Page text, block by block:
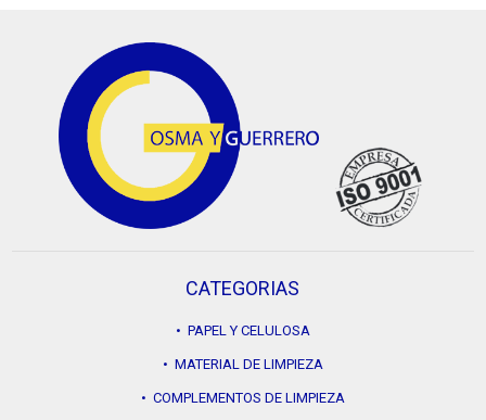
CATEGORIAS
• PAPEL Y CELULOSA
• MATERIAL DE LIMPIEZA
• COMPLEMENTOS DE LIMPIEZA